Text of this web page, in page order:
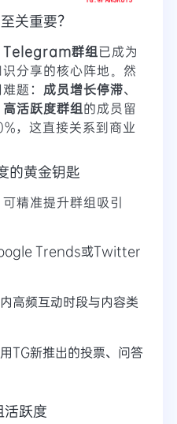
关重要？
Telegram群组已成为
分享的核心阵地。然
题： 成员增长停滞、
高活跃度群组的成员留
，这直接关系到商业
的黄金钥匙
精准提升群组吸引
Trends或Twitter
高频互动时段与内容类
TG新推出的投票、问答
活跃度